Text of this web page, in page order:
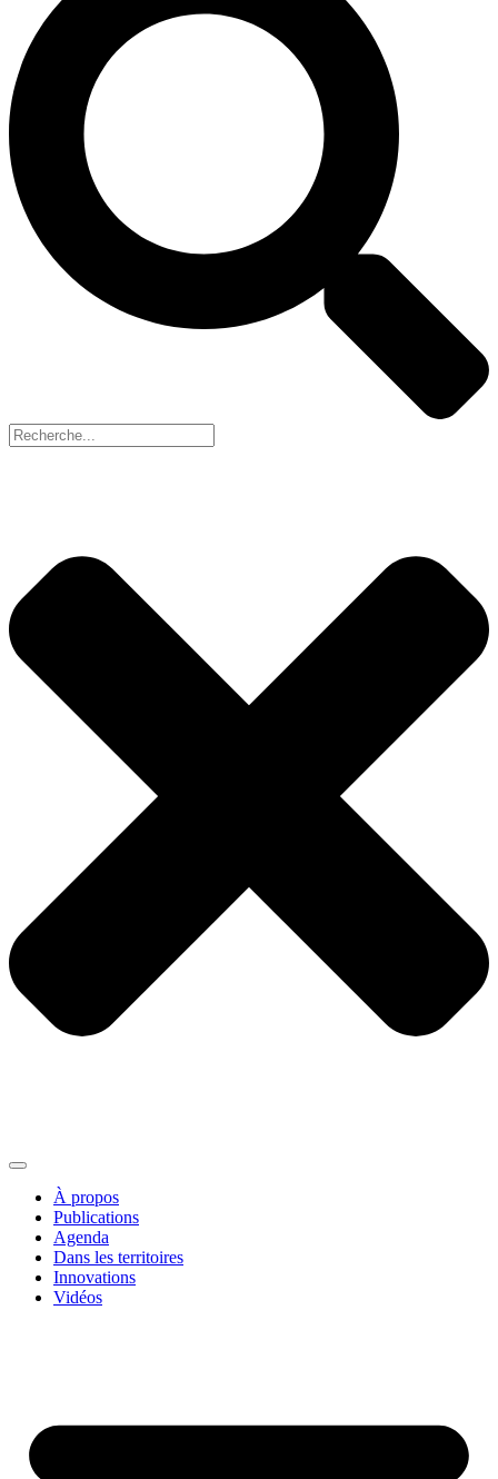
À propos
Publications
Agenda
Dans les territoires
Innovations
Vidéos